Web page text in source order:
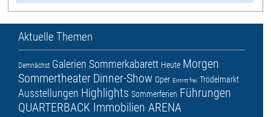
Aktuelle Themen
Demnächst Galerien Sommerkabarett Heute Morgen
Sommertheater Dinner-Show Oper Eintritt frei Trödelmarkt
Ausstellungen Highlights Sommerferien Führungen
QUARTERBACK Immobilien ARENA